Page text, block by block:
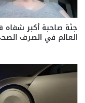
جثة صاحبة أكبر شفاه
العالم في الصرف